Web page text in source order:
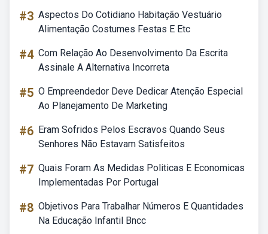
#3 Aspectos Do Cotidiano Habitação Vestuário
Alimentação Costumes Festas E Etc
#4 Com Relação Ao Desenvolvimento Da Escrita
Assinale A Alternativa Incorreta
#5 O Empreendedor Deve Dedicar Atenção Especial
Ao Planejamento De Marketing
#6 Eram Sofridos Pelos Escravos Quando Seus
Senhores Não Estavam Satisfeitos
#7 Quais Foram As Medidas Politicas E Economicas
Implementadas Por Portugal
#8 Objetivos Para Trabalhar Números E Quantidades
Na Educação Infantil Bncc